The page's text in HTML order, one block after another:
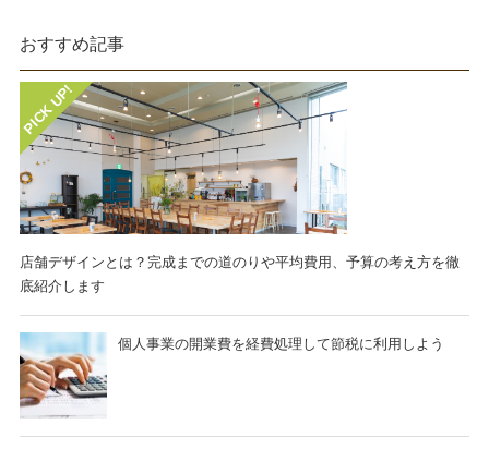
おすすめ記事
店舗デザインとは？完成までの道のりや平均費用、予算の考え方を徹
底紹介します
個人事業の開業費を経費処理して節税に利用しよう